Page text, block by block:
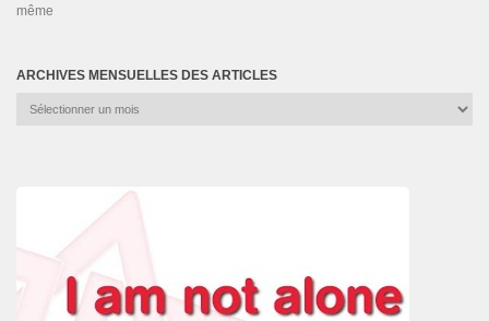
même
ARCHIVES MENSUELLES DES ARTICLES
Archives